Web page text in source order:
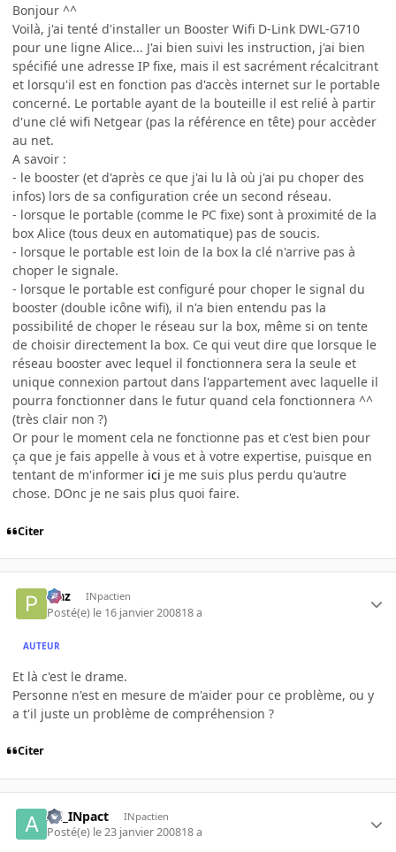
Bonjour ^^
Voilà, j'ai tenté d'installer un Booster Wifi D-Link DWL-G710
pour une ligne Alice... J'ai bien suivi les instruction, j'ai bien
spécifié une adresse IP fixe, mais il est sacrément récalcitrant
et lorsqu'il est en fonction pas d'accès internet sur le portable
concerné. Le portable ayant de la bouteille il est relié à partir
d'une clé wifi Netgear (pas la référence en tête) pour accèder
au net.
A savoir :
- le booster (et d'après ce que j'ai lu là où j'ai pu choper des
infos) lors de sa configuration crée un second réseau.
- lorsque le portable (comme le PC fixe) sont à proximité de la
box Alice (tous deux en automatique) pas de soucis.
- lorsque le portable est loin de la box la clé n'arrive pas à
choper le signale.
- lorsque le portable est configuré pour choper le signal du
booster (double icône wifi), il n'a bien entendu pas la
possibilité de choper le réseau sur la box, même si on tente
de choisir directement la box. Ce qui veut dire que lorsque le
réseau booster avec lequel il fonctionnera sera la seule et
unique connexion partout dans l'appartement avec laquelle il
pourra fonctionner dans le futur quand cela fonctionnera ^^
(très clair non ?)
Or pour le moment cela ne fonctionne pas et c'est bien pour
ça que je fais appelle à vous et à votre expertise, puisque en
tentant de m'informer ici je me suis plus perdu qu'autre
chose. DOnc je ne sais plus quoi faire.
Citer
P'az INpactien
Posté(e) le 16 janvier 200818 a
AUTEUR
Et là c'est le drame.
Personne n'est en mesure de m'aider pour ce problème, ou y
a t'il juste un problème de compréhension ?
Citer
All_INpact INpactien
Posté(e) le 23 janvier 200818 a